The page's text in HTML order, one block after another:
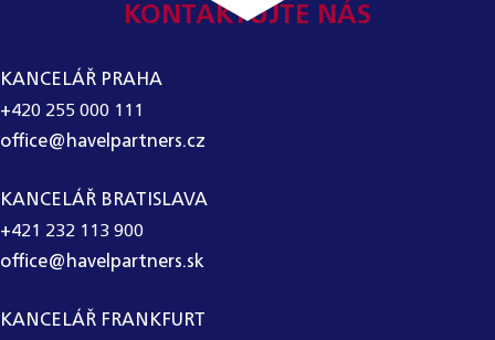
KONTAKTUJTE NÁS
KANCELÁŘ PRAHA
+420 255 000 111
office@havelpartners.cz
KANCELÁŘ BRATISLAVA
+421 232 113 900
office@havelpartners.sk
KANCELÁŘ FRANKFURT